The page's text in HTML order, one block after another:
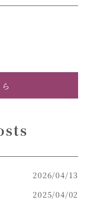
2026/04/13
2025/04/02